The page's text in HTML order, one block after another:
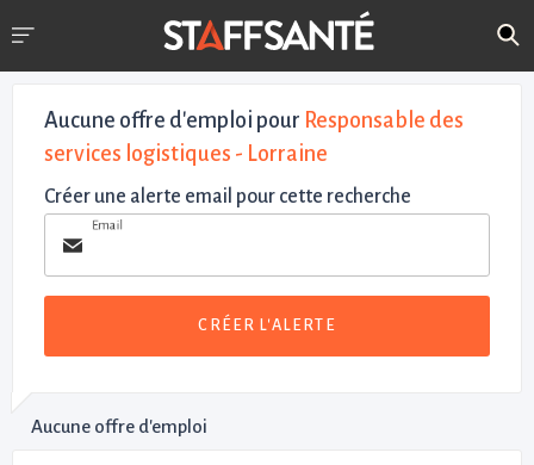
Aucune offre d'emploi pour Responsable des
services logistiques - Lorraine
Créer une alerte email pour cette recherche
Email
CRÉER L'ALERTE
Aucune offre d'emploi